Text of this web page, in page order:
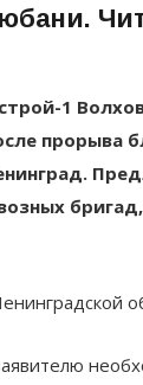
1
прорыва